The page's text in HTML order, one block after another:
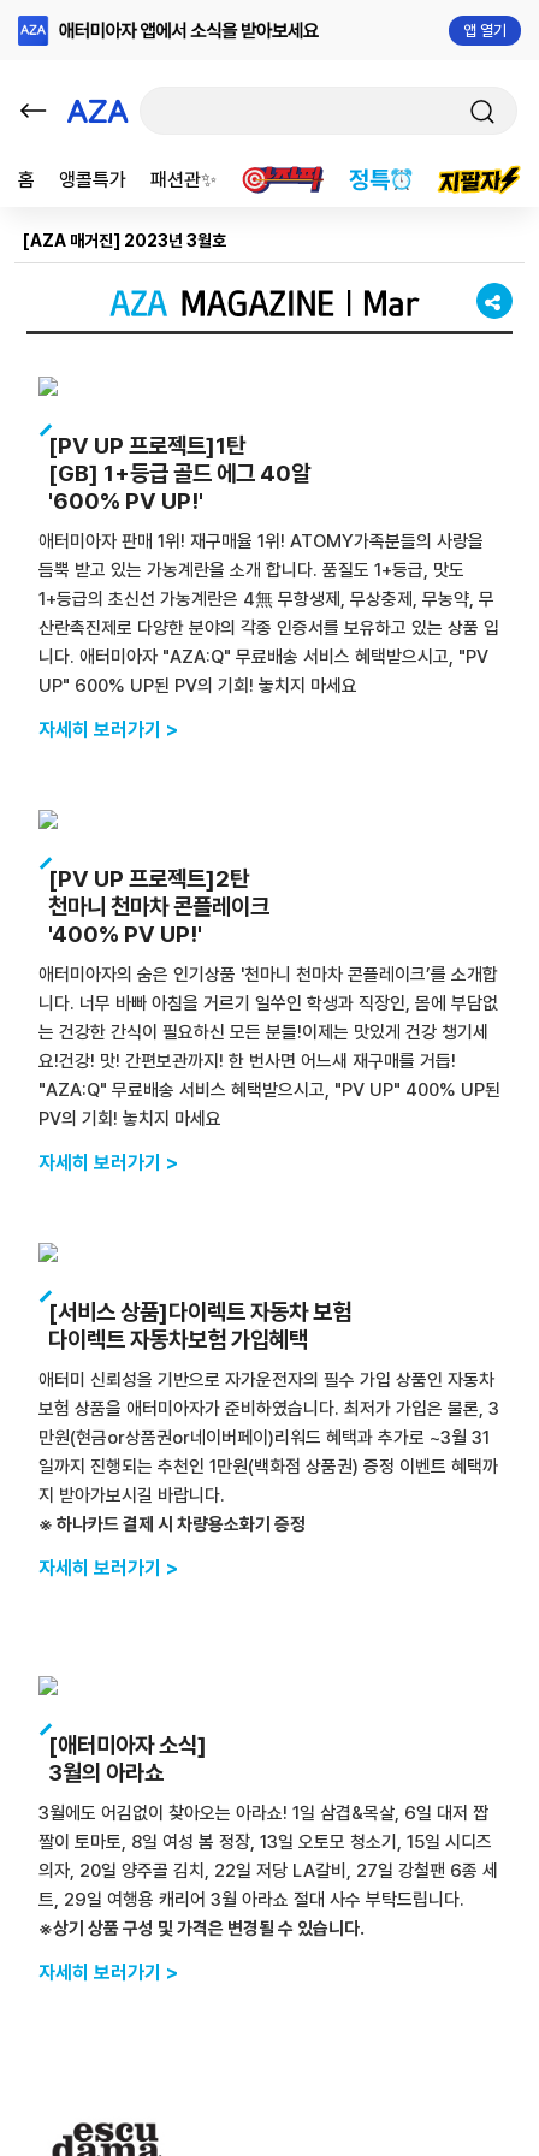
앱 열기
홈 앵콜특가 패션관✨
[AZA 매거진] 2023년 3월호
[PV UP 프로젝트]1탄
[GB] 1+등급 골드 에그 40알
'600% PV UP!'
애터미아자 판매 1위! 재구매율 1위! ATOMY가족분들의 사랑을
듬뿍 받고 있는 가농계란을 소개 합니다. 품질도 1+등급, 맛도
1+등급의 초신선 가농계란은 4無 무항생제, 무상충제, 무농약, 무
산란촉진제로 다양한 분야의 각종 인증서를 보유하고 있는 상품 입
니다. 애터미아자 "AZA:Q" 무료배송 서비스 혜택받으시고, "PV
UP" 600% UP된 PV의 기회! 놓치지 마세요
자세히 보러가기 >
[PV UP 프로젝트]2탄
천마니 천마차 콘플레이크
'400% PV UP!'
애터미아자의 숨은 인기상품 '천마니 천마차 콘플레이크’를 소개합
니다. 너무 바빠 아침을 거르기 일쑤인 학생과 직장인, 몸에 부담없
는 건강한 간식이 필요하신 모든 분들!이제는 맛있게 건강 챙기세
요!건강! 맛! 간편보관까지! 한 번사면 어느새 재구매를 거듭!
"AZA:Q" 무료배송 서비스 혜택받으시고, "PV UP" 400% UP된
PV의 기회! 놓치지 마세요
자세히 보러가기 >
[서비스 상품]다이렉트 자동차 보험
다이렉트 자동차보험 가입혜택
애터미 신뢰성을 기반으로 자가운전자의 필수 가입 상품인 자동차
보험 상품을 애터미아자가 준비하였습니다. 최저가 가입은 물론, 3
만원(현금or상품권or네이버페이)리워드 혜택과 추가로 ~3월 31
일까지 진행되는 추천인 1만원(백화점 상품권) 증정 이벤트 혜택까
지 받아가보시길 바랍니다.
※ 하나카드 결제 시 차량용소화기 증정
자세히 보러가기 >
[애터미아자 소식]
3월의 아라쇼
3월에도 어김없이 찾아오는 아라쇼! 1일 삼겹&목살, 6일 대저 짭
짤이 토마토, 8일 여성 봄 정장, 13일 오토모 청소기, 15일 시디즈
의자, 20일 양주골 김치, 22일 저당 LA갈비, 27일 강철팬 6종 세
트, 29일 여행용 캐리어 3월 아라쇼 절대 사수 부탁드립니다.
※상기 상품 구성 및 가격은 변경될 수 있습니다.
자세히 보러가기 >